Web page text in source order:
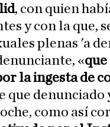
, con quien
y con la que,
plenas 'a
«
la ingesta de
que
como así